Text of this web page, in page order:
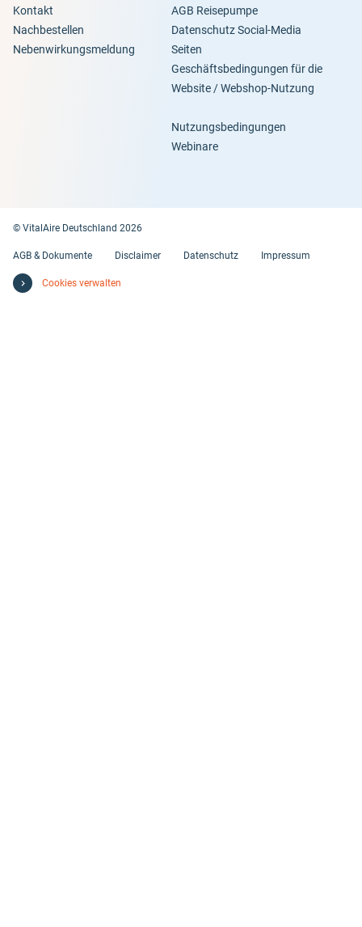
Kontakt
Nachbestellen
Nebenwirkungsmeldung
AGB Reisepumpe
Datenschutz Social-Media
Seiten
Geschäftsbedingungen für die
Website / Webshop-Nutzung
Nutzungsbedingungen
Webinare
© VitalAire Deutschland 2026
AGB & Dokumente Disclaimer Datenschutz Impressum
Cookies verwalten